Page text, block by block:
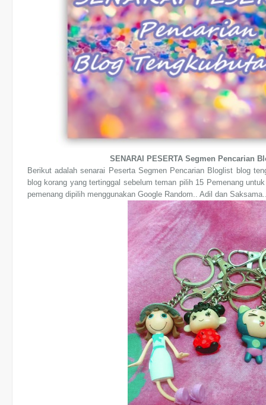
SENARAI PESERTA Segmen Pencarian
Berikut adalah senarai Peserta Segmen Pencarian Bloglist blog
blog korang yang tertinggal sebelum teman pilih 15 Pemenang
pemenang dipilih menggunakan Google Random.. Adil dan